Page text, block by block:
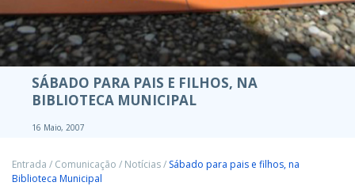
SÁBADO PARA PAIS E FILHOS, NA
BIBLIOTECA MUNICIPAL
16 Maio, 2007
Entrada / Comunicação / Notícias/ Sábado para pais e filhos, na
Biblioteca Municipal